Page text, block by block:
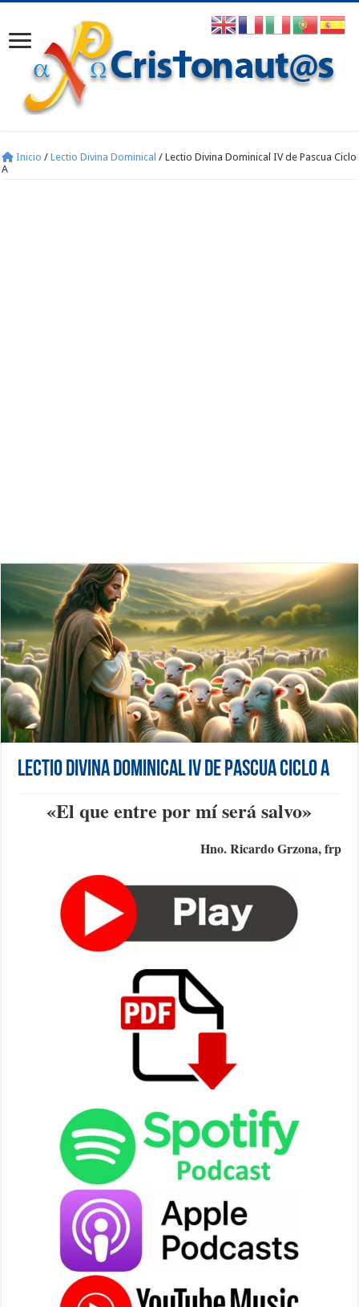
Inicio / Lectio Divina Dominical / Lectio Divina Dominical IV de Pascua Ciclo
A
Lectio Divina Dominical IV de Pascua Ciclo A
«El que entre por mí será salvo»
Hno. Ricardo Grzona, frp